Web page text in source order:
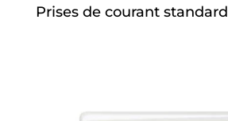
Prises de courant standard